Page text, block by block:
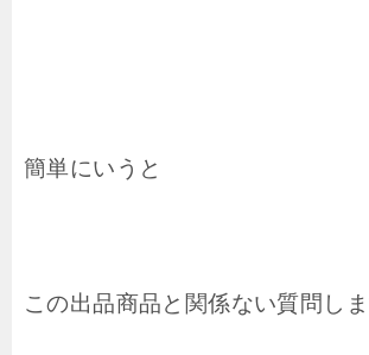
簡単にいうと
この出品商品と関係ない質問し